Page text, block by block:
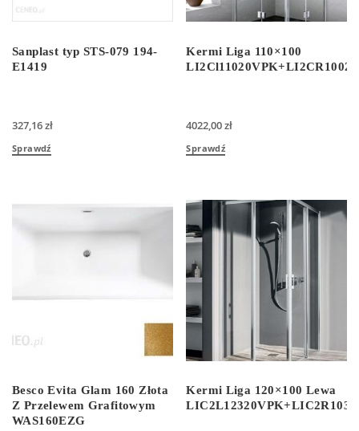
Sanplast typ STS-079 194-
E1419
327,16zł
Sprawdź
Kermi Liga 110×100
4022,00zł
Sprawdź
Besco Evita Glam 160 Złota
Z Przelewem Grafitowym
WAS160EZG
Kermi Liga 120×100 Lewa